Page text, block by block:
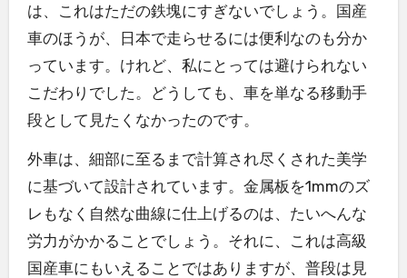
は、これはただの鉄塊にすぎないでしょう。国産
車のほうが、日本で走らせるには便利なのも分か
っています。けれど、私にとっては避けられない
こだわりでした。どうしても、車を単なる移動手
段として見たくなかったのです。
外車は、細部に至るまで計算され尽くされた美学
に基づいて設計されています。金属板を1mmのズ
レもなく自然な曲線に仕上げるのは、たいへんな
労力がかかることでしょう。それに、これは高級
国産車にもいえることではありますが、普段は見